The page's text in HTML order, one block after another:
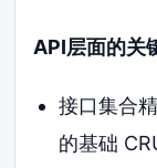
API层面的关
接口集合
的基础